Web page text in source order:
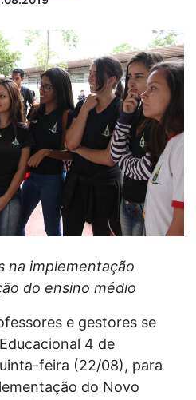
na implementação
do ensino médio
e gestores se
4 de
feira (22/08), para
do Novo